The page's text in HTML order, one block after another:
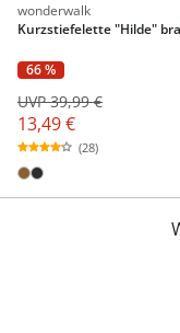
wonderwalk
Kurzstiefelette "Hilde"
66 %
13,49 €
UVP 39,99 €
(28)